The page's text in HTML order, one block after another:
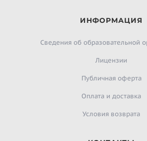
ИНФОРМАЦИЯ
Сведения об образовательной
Лицензии
Публичная оферта
Оплата и доставка
Условия возврата